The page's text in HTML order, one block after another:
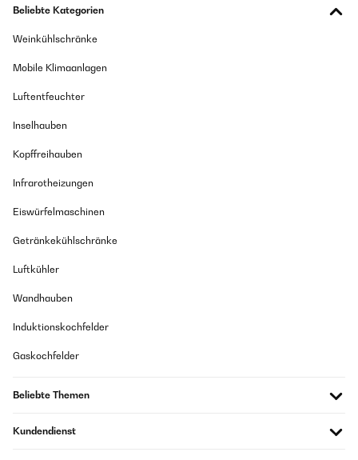
Beliebte Kategorien
Weinkühlschränke
Mobile Klimaanlagen
Luftentfeuchter
Inselhauben
Kopffreihauben
Infrarotheizungen
Eiswürfelmaschinen
Getränkekühlschränke
Luftkühler
Wandhauben
Induktionskochfelder
Gaskochfelder
Beliebte Themen
Kundendienst